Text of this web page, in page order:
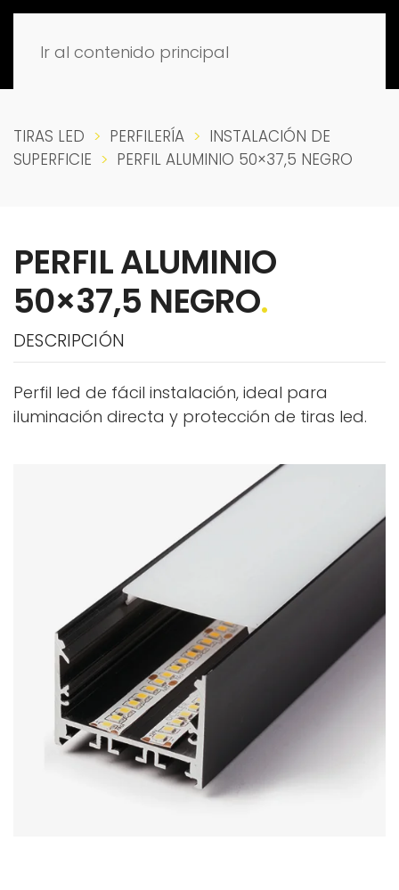
Ir al contenido principal
TIRAS LED PERFILERÍA
INSTALACIÓN DE
SUPERFICIE
PERFIL ALUMINIO 50×37,5 NEGRO
PERFIL ALUMINIO
50×37,5 NEGRO.
DESCRIPCIÓN
Perfil led de fácil instalación, ideal para
iluminación directa y protección de tiras led.